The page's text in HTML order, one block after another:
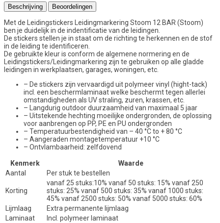
Beschrijving Beoordelingen
Met de Leidingstickers Leidingmarkering Stoom 12 BAR (Stoom)
ben je duidelijk in de indentificatie van de leidingen.
De stickers stellen je in staat om de richting te herkennen en de stof
in de leiding te identificeren.
De gebruikte kleur is conform de algemene normering en de
Leidingstickers/Leidingmarkering zijn te gebruiken op alle gladde
leidingen in werkplaatsen, garages, woningen, etc.
– De stickers zijn vervaardigd uit polymeer vinyl (hight-tack)
incl. een beschermlaminaat welke beschermt tegen allerlei
omstandigheden als UV straling, zuren, krassen, etc.
– Langdurig outdoor duurzaamheid van maximaal 5 jaar
– Uitstekende hechting moeilijke ondergronden, de oplossing
voor aanbrengen op PP, PE en PU ondergronden
– Temperatuurbestendigheid van – 40 °C to + 80 °C
– Aangeraden montagetemperatuur +10 °C
– Ontvlambaarheid: zelfdovend
Kenmerk
Waarde
Aantal
Per stuk te bestellen
Korting
vanaf 25 stuks:10% vanaf 50 stuks: 15% vanaf 250
stuks: 25% vanaf 500 stuks: 35% vanaf 1000 stuks:
45% vanaf 2500 stuks: 50% vanaf 5000 stuks: 60%
Lijmlaag
Extra permanente lijmlaag
Laminaat
Incl. polymeer laminaat